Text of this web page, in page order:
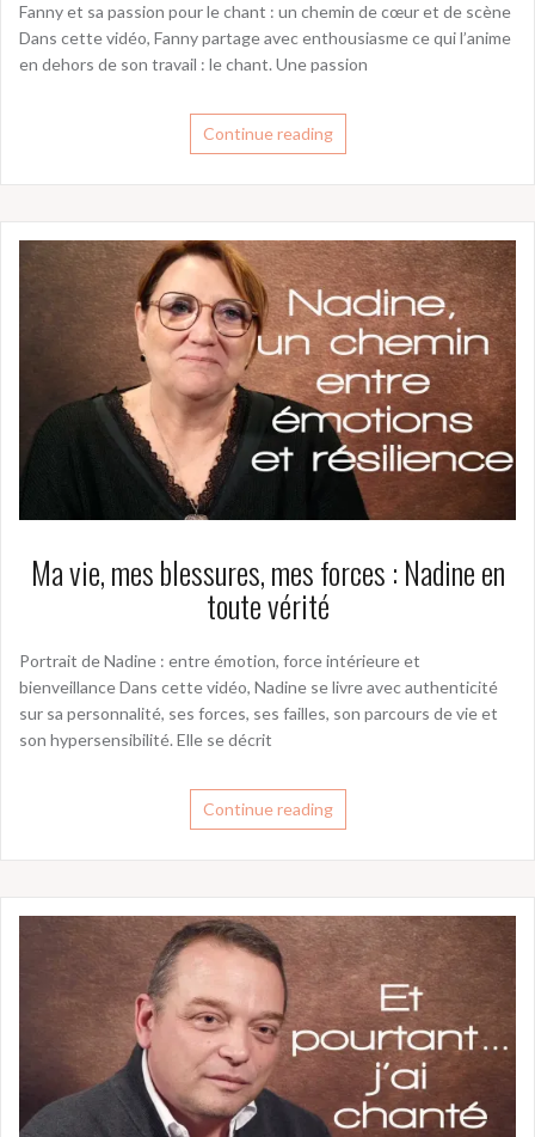
Fanny et sa passion pour le chant : un chemin de cœur et de scène
Dans cette vidéo, Fanny partage avec enthousiasme ce qui l’anime
en dehors de son travail : le chant. Une passion
Continue reading
Ma vie, mes blessures, mes forces : Nadine en
toute vérité
Portrait de Nadine : entre émotion, force intérieure et
bienveillance Dans cette vidéo, Nadine se livre avec authenticité
sur sa personnalité, ses forces, ses failles, son parcours de vie et
son hypersensibilité. Elle se décrit
Continue reading